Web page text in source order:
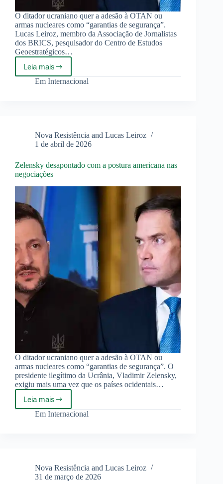
O ditador ucraniano quer a adesão à OTAN ou
armas nucleares como “garantias de segurança”.
Lucas Leiroz, membro da Associação de Jornalistas
dos BRICS, pesquisador do Centro de Estudos
Geoestratégicos…
Leia maisZelensky
desapontado
Em Internacional
Nova Resistência and Lucas Leiroz
1 de abril de 2026
Zelensky desapontado com a postura americana nas
negociações
O ditador ucraniano quer a adesão à OTAN ou
armas nucleares como “garantias de segurança”. O
presidente ilegítimo da Ucrânia, Vladimir Zelensky,
exigiu mais uma vez que os países ocidentais…
Leia maisZelensky
desapontado
Em Internacional
Nova Resistência and Lucas Leiroz
31 de março de 2026